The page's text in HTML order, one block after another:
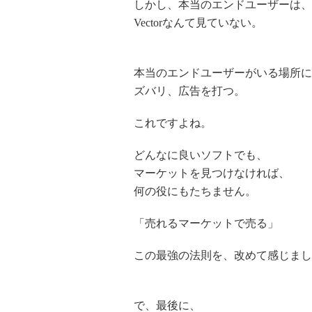
しかし、本当のエンドユーザーは、
Vectorなんて見ていない。
本当のエンドユーザーがいる場所
ズバリ、広告を打つ。
これですよね。
どんなに良いソフトでも、
マーケットを見つけなければ、
何の役にもたちません。
「売れるマーケットで売る」
この最強の法則を、改めて感じま
で、最後に、